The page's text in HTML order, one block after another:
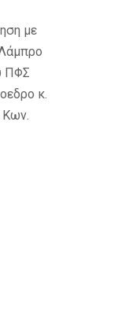
με
ΠΦΣ
κ.
Κων.